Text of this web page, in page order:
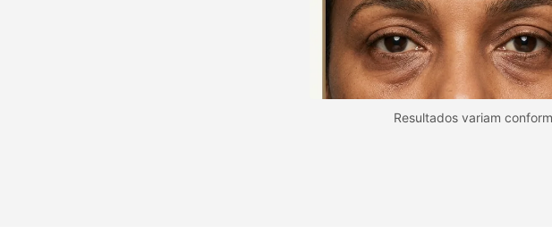
Resultados variam